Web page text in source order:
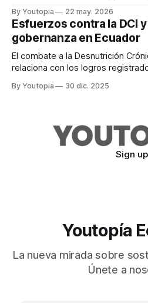
By Youtopia 22 may. 2026
Esfuerzos contra la DCI
gobernanza en Ecuador
El combate a la Desnutrición
relaciona con los logros
By Youtopia 30 dic. 2025
Sign up
Youtopía
La nueva mirada sobre
Únete a